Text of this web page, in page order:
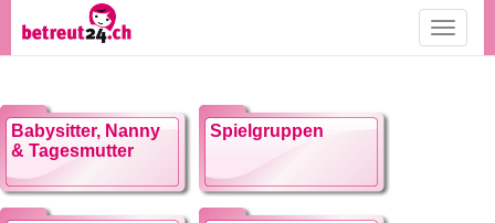
Toggle
Babysitter, Nanny
& Tagesmutter
Spielgruppen